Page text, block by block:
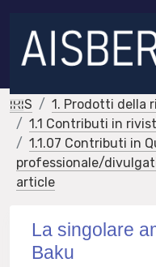
IRIS
1. Prodotti della
1.1 Contributi in
1.1.07 Contributi in
professionale/
article
La singolare
Baku